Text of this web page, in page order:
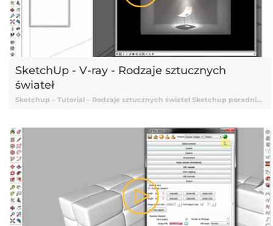
SketchUp - V-ray - Rodzaje sztucznych
świateł
Sketchup – Tutorial – Rodzaje sztucznych świateł Sketchup poradnik, Sketchup Vray, Tutorial Vray Sketchup, Vray Tutorial, Vray, Vray Sketchup tutorial, Vray Tutorial Sketchup, Sketchup 2015, Tutorial Sketchup, Sketchup Tutorial, Tutorial Sketchup Vray, Tutorial online Sketchup, Tutorial Sketchup online, Nauka Sketchup, Sketchup Nauka, Sketchup od podstaw, Podstawy Sketchup, Sketchup podstawy, Darmowy kurs Sketchup, Sketchup tutorial Vray, Tutorial, Tutoriale, Darmowy tutorial, Tutorial Sketchup po polsku, Tutorial Sketchup pl, Sketchup tutorial polski, Sketchup tutorial po polsku, Sketchup tutorial pl, Tutorial Sketchup polski, Batch render, Batch render Sketchup, Sketchup Batch render, Render, Renderowanie, Rendery, Renderowanie Sketchup, Wizualizacje, Wizualizacje Sketchup, Sketchup wizualizacje, Sketchup oświetlenie, Sketchup światła, Sketchup światła Vray, Ustawienia świateł, Ustawienia świateł sketchup, Światła Vray, Oświetlenie Vray, Sketchup jak ustawić oświetlenie, Rodzaje sztucznych świateł, Sztuczne światła Vray, Sztuczne światła Sketchup